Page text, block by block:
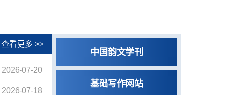
查看更多 >>
2026-07-20
2026-07-18
中国韵文学刊
基础写作网站